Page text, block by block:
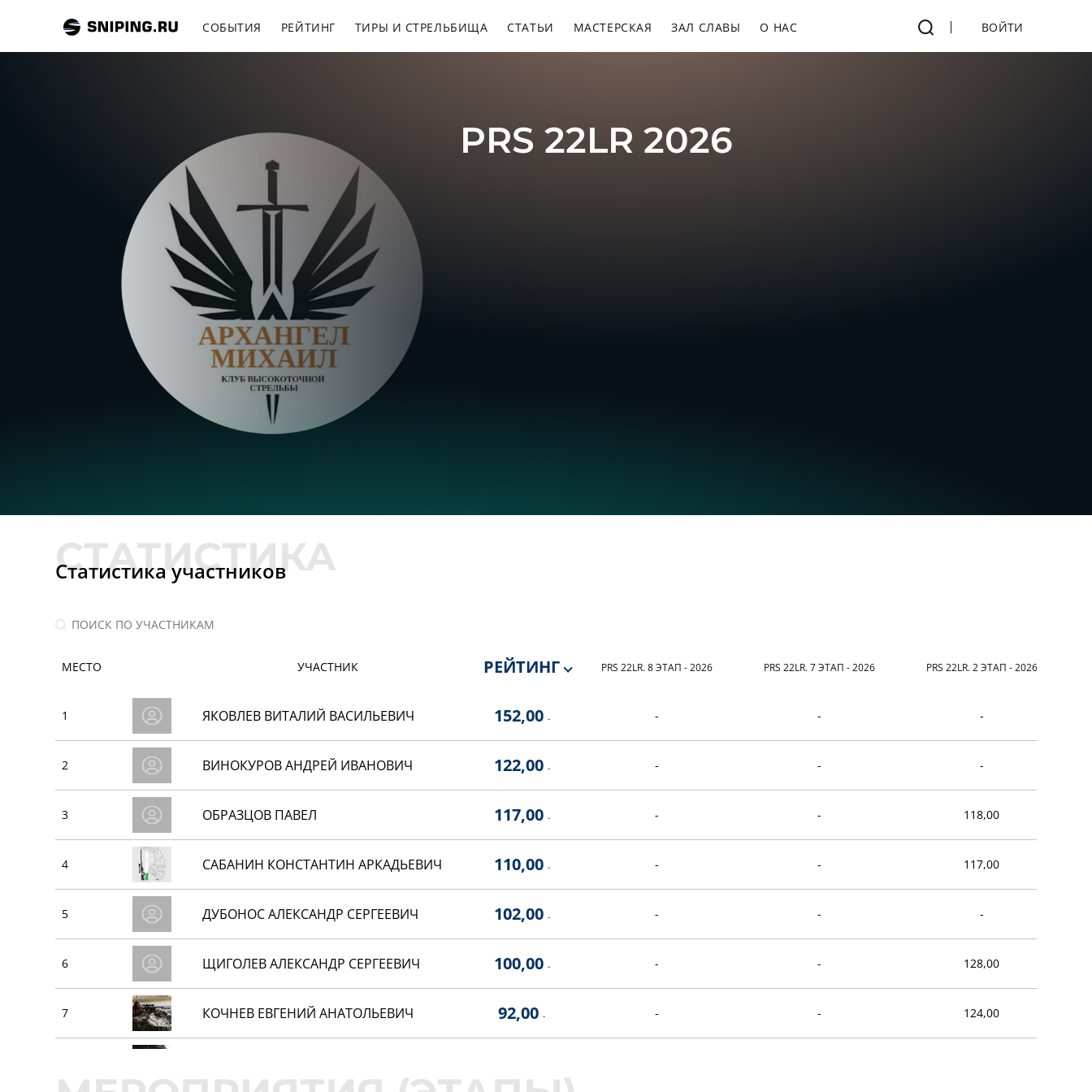
СОБЫТИЯ РЕЙТИНГ ТИРЫ И СТРЕЛЬБИЩА СТАТЬИ МАСТЕРСКАЯ ЗАЛ СЛАВЫ О НАС ВОЙТИ
PRS 22LR 2026
Статистика участников
МЕСТО УЧАСТНИК РЕЙТИНГ PRS 22LR. 8 ЭТАП - 2026 PRS 22LR. 7 ЭТАП - 2026 PRS 22LR. 2 ЭТАП - 2026
1 ЯКОВЛЕВ ВИТАЛИЙ ВАСИЛЬЕВИЧ 152,00 - - - -
2 ВИНОКУРОВ АНДРЕЙ ИВАНОВИЧ 122,00 - - - -
3 ОБРАЗЦОВ ПАВЕЛ 117,00 - - - 118,00
4 САБАНИН КОНСТАНТИН АРКАДЬЕВИЧ 110,00 - - - 117,00
5 ДУБОНОС АЛЕКСАНДР СЕРГЕЕВИЧ 102,00 - - - -
6 ЩИГОЛЕВ АЛЕКСАНДР СЕРГЕЕВИЧ 100,00 - - - 128,00
7 КОЧНЕВ ЕВГЕНИЙ АНАТОЛЬЕВИЧ 92,00 - - - 124,00